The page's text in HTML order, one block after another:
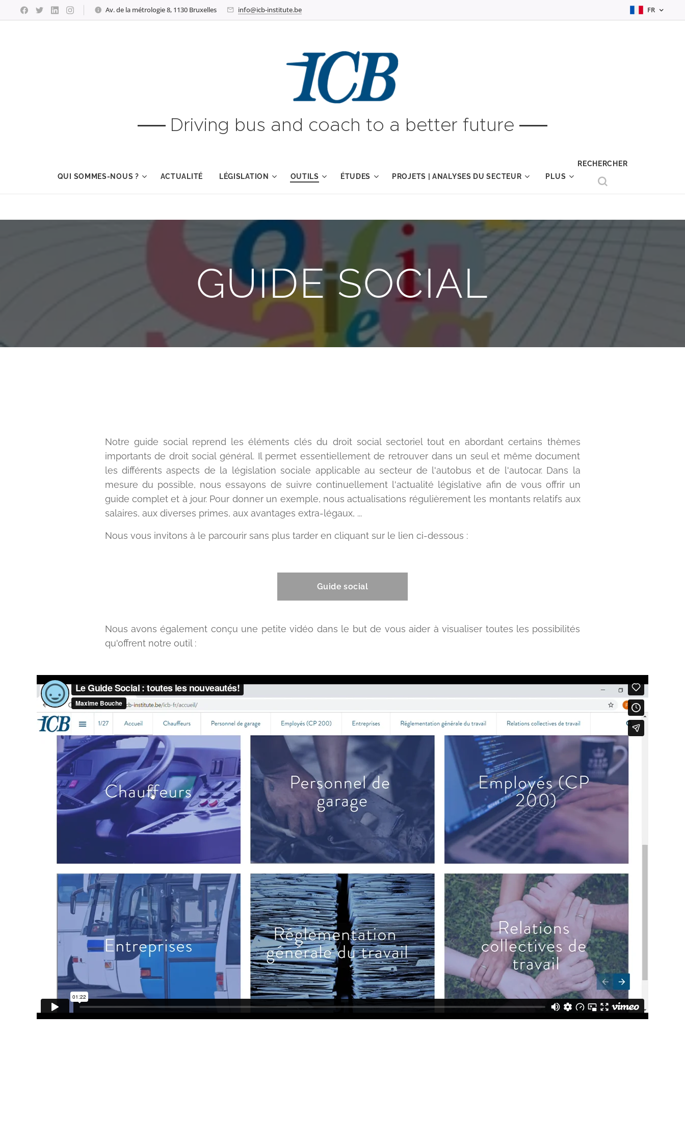
Av. de la métrologie 8, 1130 Bruxelles info@icb-institute.be FR
Driving bus and coach to a better future
QUI SOMMES-NOUS ? ACTUALITÉ LÉGISLATION OUTILS ÉTUDES PROJETS | ANALYSES DU SECTEUR PLUS
RECHERCHER
GUIDE SOCIAL
Notre guide social reprend les éléments clés du droit social sectoriel tout en abordant certains thèmes
importants de droit social général. Il permet essentiellement de retrouver dans un seul et même document
les différents aspects de la législation sociale applicable au secteur de l'autobus et de l'autocar. Dans la
mesure du possible, nous essayons de suivre continuellement l'actualité législative afin de vous offrir un
guide complet et à jour. Pour donner un exemple, nous actualisations régulièrement les montants relatifs aux
salaires, aux diverses primes, aux avantages extra-légaux, ...
Nous vous invitons à le parcourir sans plus tarder en cliquant sur le lien ci-dessous :
Guide social
Nous avons également conçu une petite vidéo dans le but de vous aider à visualiser toutes les possibilités
qu'offrent notre outil :